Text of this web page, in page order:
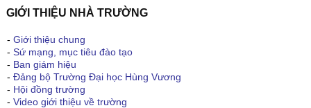
GIỚI THIỆU NHÀ TRƯỜNG
- Giới thiệu chung
- Sứ mạng, mục tiêu đào tạo
- Ban giám hiệu
- Đảng bộ Trường Đại học Hùng Vương
- Hội đồng trường
- Video giới thiệu về trường